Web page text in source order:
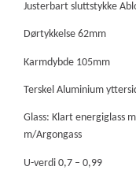
Justerbart sluttstykke
Dørtykkelse 62mm
Karmdybde 105mm
Terskel Aluminium
Glass: Klart energiglass
m/Argongass
U-verdi 0,7 – 0,99